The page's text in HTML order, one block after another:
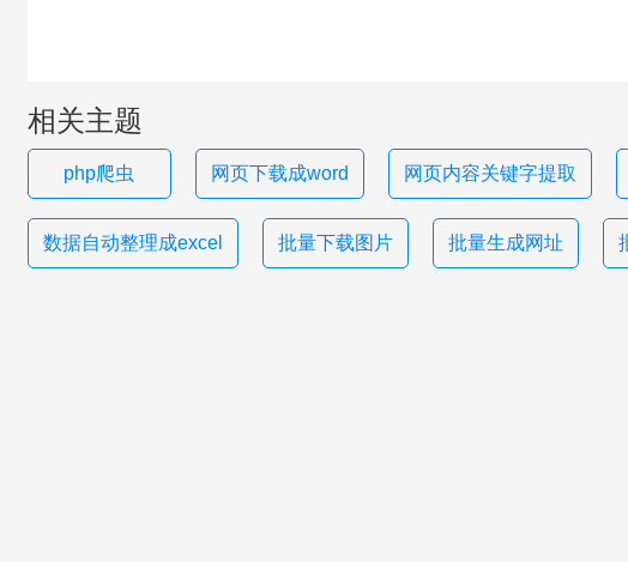
相关主题
php爬虫 网页下载成word 网页内容关键字提取
数据自动整理成excel 批量下载图片 批量生成网址